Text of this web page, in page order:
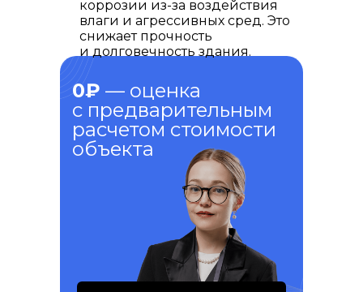
0₽ — оценка
с предварительным
расчетом стоимости
объекта
коррозии из-за воздействия
влаги и агрессивных сред. Это
снижает прочность
и долговечность здания.